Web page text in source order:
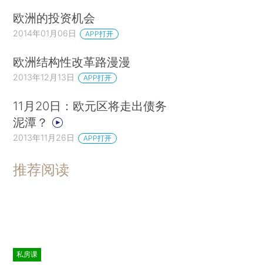
欧洲的投资机会
2014年01月06日 APP打开
欧洲结构性改革路漫漫
2013年12月13日 APP打开
11月20日：欧元区将走出债务
泥潭？
2013年11月26日 APP打开
推荐阅读
私房课